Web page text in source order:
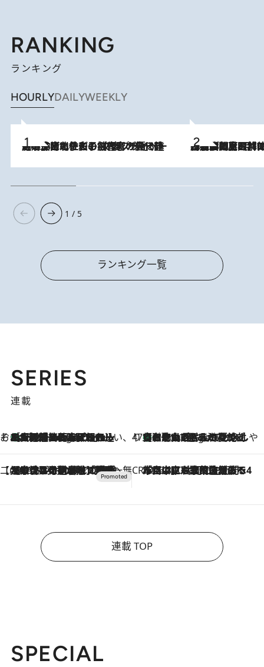
RANKING
ランキング
HOURLYDAILYWEEKLY
2026.8.3
《「文士の子ども被害者の会」発足！》阿川佐和子（72）が語る遠藤周作に北杜夫、劇作家・矢代静一の子どもたちの“文豪プライベート事件簿” 2026.8.8
「最後に見られてよかった」上野動物園の東園パンダ舎が解体前に特別公開。8月16日まで延長されたパネル展と共に辿る“半世紀”のパンダ飼育《解体工事の図面あり》
1 / 5
ランキング一覧
SERIES
連載
そおだよおこの関西おいしい、おやつ紀行6 Hours Ago
［大阪府箕面市］一皿一皿目の前で仕上げられる、料理を巧みに組み込んだアシェットデセールコース「ミチル アシェット デセール（Michiru assiette dessert）」 47都道府県の手みやげ ひんやりスイーツで夏を満喫
6 Hours Ago
【和歌山県】この夏絶対食べたい 冷やしておいしいおやつ3選 みかんがごろっと丸ごと入ったジュレ
【CREA×星野リゾート】唯一無二。癒しと発見が待つ場所へ
2026.8.7
【トンボの足水浴】ヒノキの香りに包まれて涼感マックス！約13℃の湧水かけ流しを避暑地「星野温泉 トンボの湯」で体験 CREA'S CHOICE
2026.8.7
「立川にも歌舞伎があるんだよ」 片岡仁左衛門・市川中車ら豪華座組みで4年目の立川立飛歌舞伎へ
連載 TOP
SPECIAL